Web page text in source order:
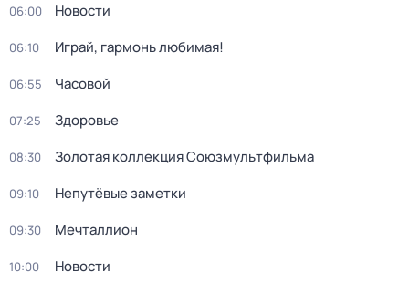
06:00 Новости
06:10 Играй, гармонь любимая!
06:55 Часовой
07:25 Здоровье
08:30 Золотая коллекция Союзмультфильма
09:10 Непутёвые заметки
09:30 Мечталлион
10:00 Новости